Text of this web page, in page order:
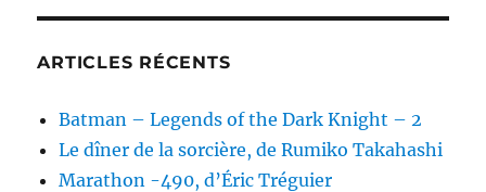
ARTICLES RÉCENTS
Batman – Legends of the Dark Knight – 2
Le dîner de la sorcière, de Rumiko Takahashi
Marathon -490, d’Éric Tréguier